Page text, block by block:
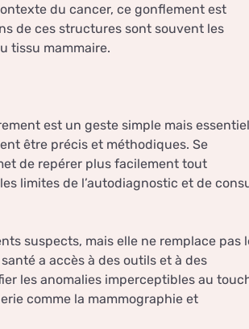
du cancer, ce gonflement est
de ces structures sont souvent les
tissu mammaire.
est un geste simple mais
être précis et méthodiques. Se
de repérer plus facilement tout
limites de l’autodiagnostic et de
suspects, mais elle ne remplace pas
a accès à des outils et à des
les anomalies imperceptibles au
comme la mammographie et